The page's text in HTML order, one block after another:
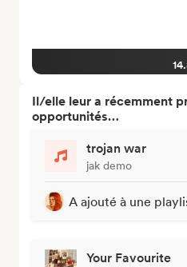
Il/elle leur a récemment
opportunités…
trojan war
jak demo
A ajouté à une
Your Favourite